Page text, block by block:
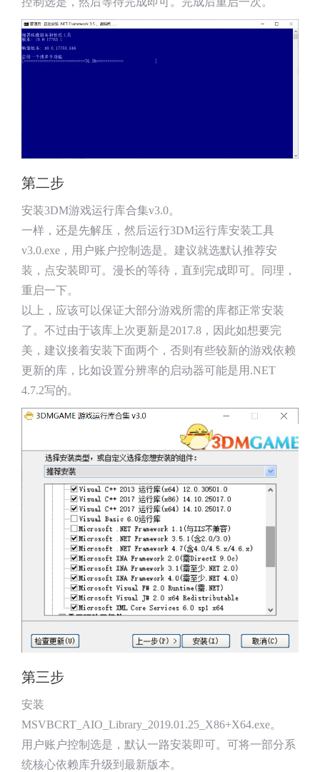
第二步
安装3DM游戏运行库合集v3.0。
一样，还是先解压，然后运行3DM运行库安装工具
v3.0.exe，用户账户控制选是。建议就选默认推荐安
装，点安装即可。漫长的等待，直到完成即可。同理，
重启一下。
以上，应该可以保证大部分游戏所需的库都正常安装
了。不过由于该库上次更新是2017.8，因此如想要完
美，建议接着安装下面两个，否则有些较新的游戏依赖
更新的库，比如设置分辨率的启动器可能是用.NET
4.7.2写的。
第三步
安装
MSVBCRT_AIO_Library_2019.01.25_X86+X64.exe。
用户账户控制选是，默认一路安装即可。可将一部分系
统核心依赖库升级到最新版本。